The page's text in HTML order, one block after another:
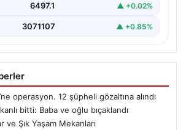
6497.1 ▲ +0.02%
3071107 ▲ +0.85%
operasyon. 12 şüpheli gözaltına alındı
bitti: Baba ve oğlu bıçaklandı
Şık Yaşam Mekanları